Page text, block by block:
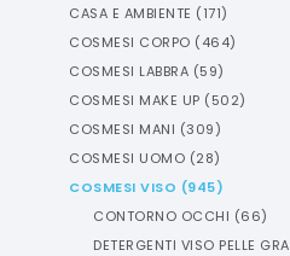
CASA E AMBIENTE (171)
COSMESI CORPO (464)
COSMESI LABBRA (59)
COSMESI MAKE UP (502)
COSMESI MANI (309)
COSMESI UOMO (28)
COSMESI VISO (945)
CONTORNO OCCHI (66)
DETERGENTI VISO PELLE